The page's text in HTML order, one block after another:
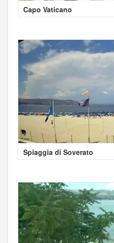
Capo Vaticano
Spiaggia di Soverato